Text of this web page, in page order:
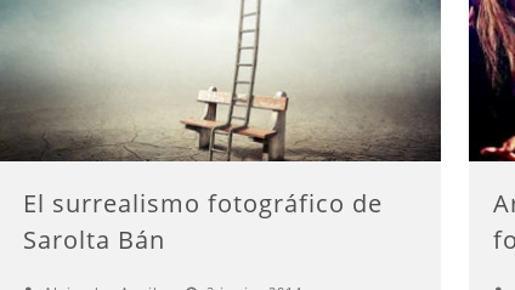
El surrealismo fotográfico de
Sarolta Bán